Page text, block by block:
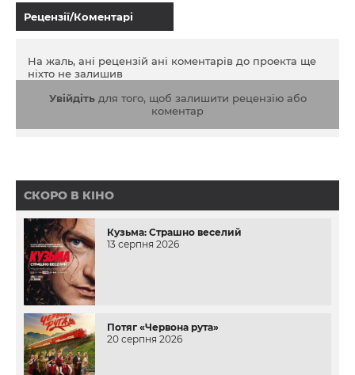
Рецензії/Коментарі
На жаль, ані рецензій ані коментарів до проекта ще
ніхто не залишив
Увійдітьдля того, щоб залишити рецензію або
коментар
СКОРО В КІНО
Кузьма: Страшно веселий
13 серпня 2026
Потяг «Червона рута»
20 серпня 2026